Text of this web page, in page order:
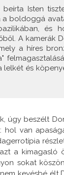
Isten
boldoggá
és
A kamerák
a híres
és
úgy beszélt
hol van
a kimagasló
sokat